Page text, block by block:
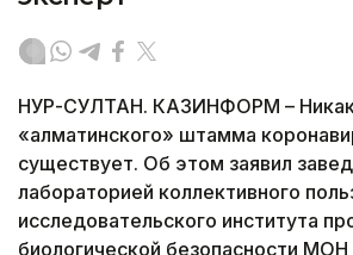
НУР-СУЛТАН. КАЗИНФОРМ –
«алматинского» штамма
существует. Об этом заявил
лабораторией коллективного
исследовательского института
биологической безопасности